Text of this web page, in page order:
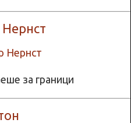
за граници